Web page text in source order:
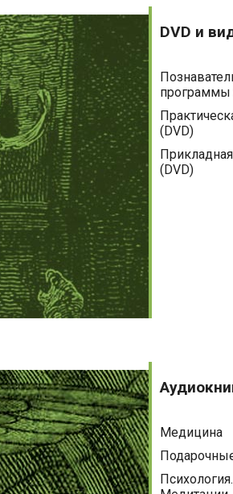
DVD
и
видео
DVD и
программы
(DVD)
(DVD)
Аудиокниги
Медицина
Аудиокниги
Беременность
Бизнес-книги
Детям и родителям
Домашний круг
Духовные практики
Зарубежная литература
Культура
Медицинская литература
Наука
Политика
Психология
Путешествия. Хобби. Спорт
Религия